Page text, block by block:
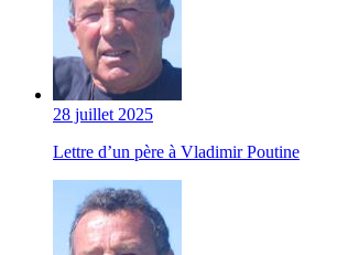
28 juillet 2025
Lettre d’un père à Vladimir Poutine